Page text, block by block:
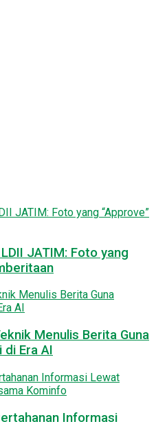
JATIM: Foto yang
Menulis Berita Guna
di Era AI
Informasi